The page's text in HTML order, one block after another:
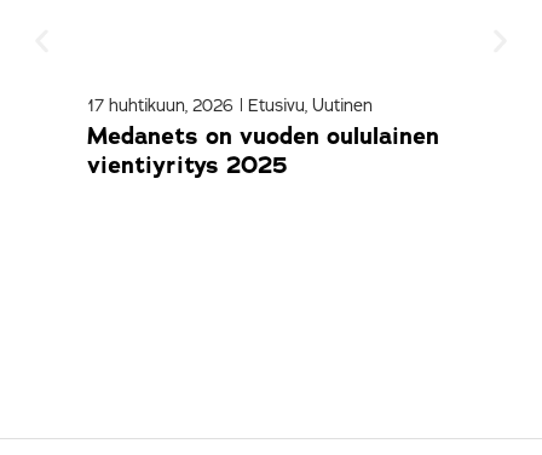
17 huhtikuun, 2026 | Etusivu,Uutinen
Medanets on vuoden oululainen
vientiyritys 2025